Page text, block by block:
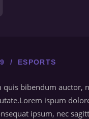
ESPORTS
bibendum auctor,
ispum
ipsum, nec